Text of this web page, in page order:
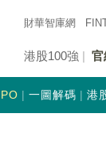
財華智庫網
港股100強 官
一圖解碼 港